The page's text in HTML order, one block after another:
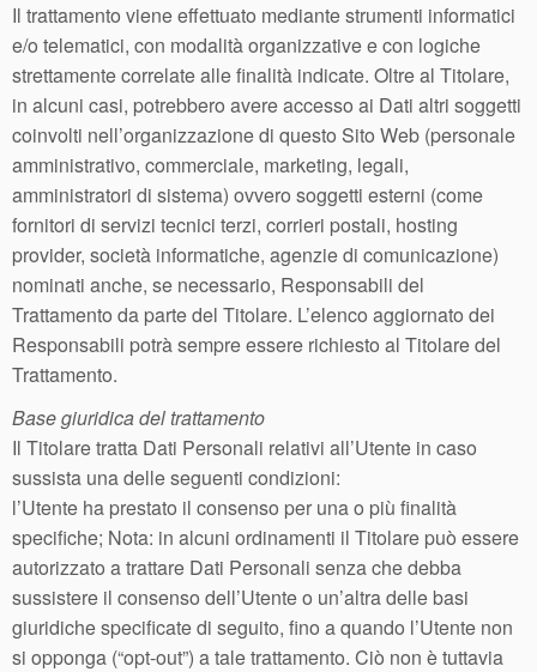
Il trattamento viene effettuato mediante strumenti informatici
e/o telematici, con modalità organizzative e con logiche
strettamente correlate alle finalità indicate. Oltre al Titolare,
in alcuni casi, potrebbero avere accesso ai Dati altri soggetti
coinvolti nell’organizzazione di questo Sito Web (personale
amministrativo, commerciale, marketing, legali,
amministratori di sistema) ovvero soggetti esterni (come
fornitori di servizi tecnici terzi, corrieri postali, hosting
provider, società informatiche, agenzie di comunicazione)
nominati anche, se necessario, Responsabili del
Trattamento da parte del Titolare. L’elenco aggiornato dei
Responsabili potrà sempre essere richiesto al Titolare del
Trattamento.
Base giuridica del trattamento
Il Titolare tratta Dati Personali relativi all’Utente in caso
sussista una delle seguenti condizioni:
l’Utente ha prestato il consenso per una o più finalità
specifiche; Nota: in alcuni ordinamenti il Titolare può essere
autorizzato a trattare Dati Personali senza che debba
sussistere il consenso dell’Utente o un’altra delle basi
giuridiche specificate di seguito, fino a quando l’Utente non
si opponga (“opt-out”) a tale trattamento. Ciò non è tuttavia